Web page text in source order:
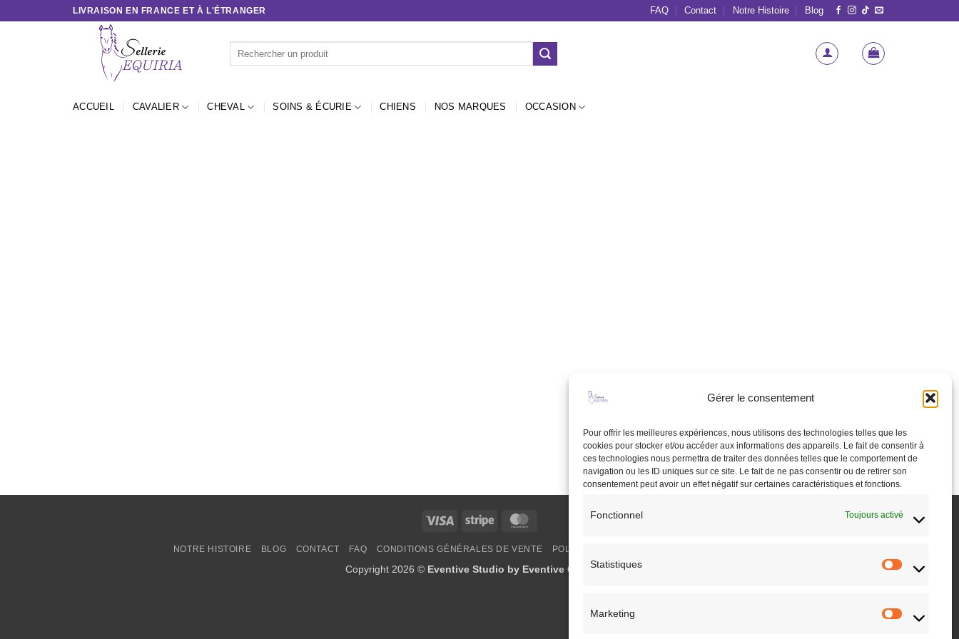
Gérer le consentement
Pour offrir les meilleures expériences, nous utilisons des technologies telles que les
cookies pour stocker et/ou accéder aux informations des appareils. Le fait de consentir à
ces technologies nous permettra de traiter des données telles que le comportement de
navigation ou les ID uniques sur ce site. Le fait de ne pas consentir ou de retirer son
consentement peut avoir un effet négatif sur certaines caractéristiques et fonctions.
Fonctionnel Toujours activé
Statistiques
Marketing
Marketing
LIVRAISON EN FRANCE ET À L'ÉTRANGER FAQ Contact Notre Histoire Blog
ACCUEIL CAVALIER CHEVAL SOINS & ÉCURIE CHIENS NOS MARQUES OCCASION
Visa Stripe
NOTRE HISTOIRE BLOG CONTACT FAQ CONDITIONS GÉNÉRALES DE VENTE POLITIQUE DE COOKIES (UE)
Copyright 2026 © Eventive Studio by Eventive Creations